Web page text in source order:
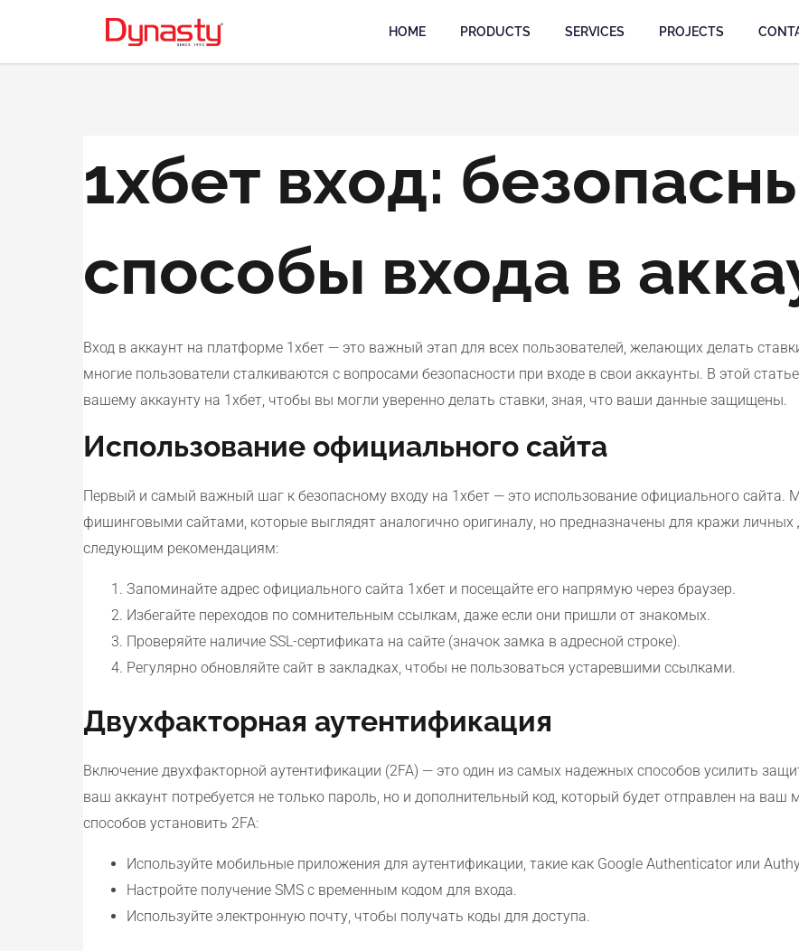
content
HOME PRODUCTS SERVICES PROJECTS
1хбет вход:
способы входа в
Вход в аккаунт на платформе 1хбет — это важный этап для всех пользователей, желающих делать
многие пользователи сталкиваются с вопросами безопасности при входе в свои аккаунты. В этой
вашему аккаунту на 1хбет, чтобы вы могли уверенно делать ставки, зная, что ваши данные защищены.
Использование официального сайта
Первый и самый важный шаг к безопасному входу на 1хбет — это использование официального сайта.
фишинговыми сайтами, которые выглядят аналогично оригиналу, но предназначены для кражи
следующим рекомендациям:
Запоминайте адрес официального сайта 1хбет и посещайте его напрямую через браузер.
Избегайте переходов по сомнительным ссылкам, даже если они пришли от знакомых.
Проверяйте наличие SSL-сертификата на сайте (значок замка в адресной строке).
Регулярно обновляйте сайт в закладках, чтобы не пользоваться устаревшими ссылками.
Двухфакторная аутентификация
Включение двухфакторной аутентификации (2FA) — это один из самых надежных способов усилить
ваш аккаунт потребуется не только пароль, но и дополнительный код, который будет отправлен на
способов установить 2FA:
Используйте мобильные приложения для аутентификации, такие как Google Authenticator или
Настройте получение SMS с временным кодом для входа.
Используйте электронную почту, чтобы получать коды для доступа.